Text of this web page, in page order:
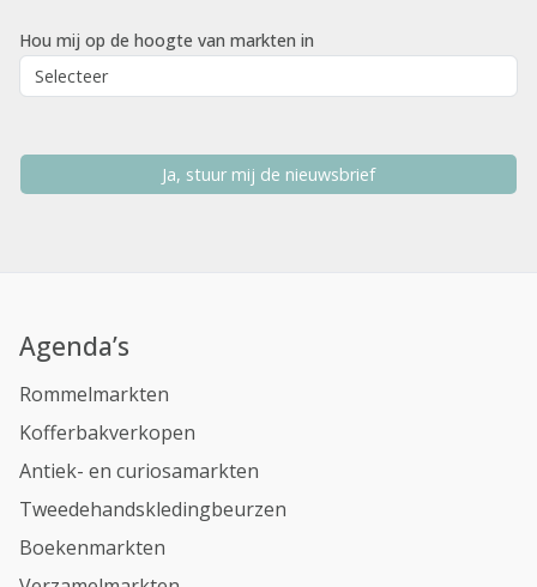
Hou mij op de hoogte van markten in
Ja, stuur mij de nieuwsbrief
Agenda’s
Rommelmarkten
Kofferbakverkopen
Antiek- en curiosamarkten
Tweedehandskledingbeurzen
Boekenmarkten